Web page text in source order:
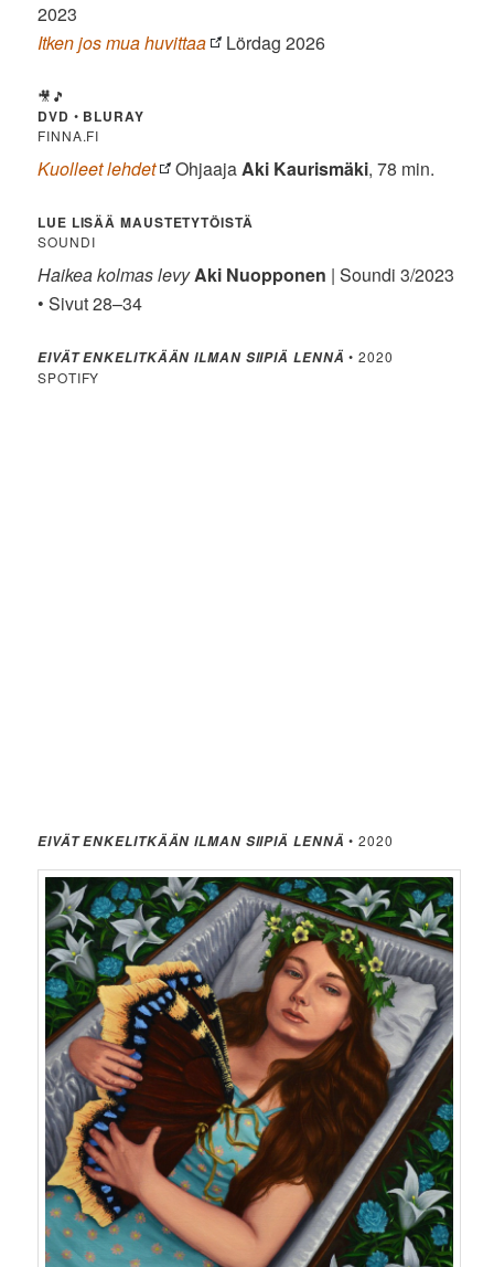
2023
Itken jos mua huvittaa
Lördag 2026
🎥🎵
DVD • BLURAY
FINNA.FI
Kuolleet lehdet OhjaajaAki Kaurismäki, 78 min.
LUE LISÄÄ MAUSTETYTÖISTÄ
SOUNDI
Haikea kolmas levyAki Nuopponen | Soundi 3/2023
• Sivut 28–34
EIVÄT ENKELITKÄÄN ILMAN SIIPIÄ LENNÄ • 2020
SPOTIFY
EIVÄT ENKELITKÄÄN ILMAN SIIPIÄ LENNÄ • 2020